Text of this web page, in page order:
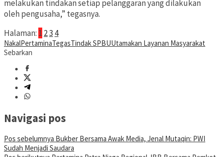
melakukan tindakan setiap pelanggaran yang dilakukan
oleh pengusaha,” tegasnya.
Halaman: 1 23 4
NakalPertaminaTegasTindak SPBUUtamakan Layanan Masyarakat
Sebarkan
Navigasi pos
Pos sebelumnya Bukber Bersama Awak Media, Jenal Mutaqin: PWI
Sudah Menjadi Saudara